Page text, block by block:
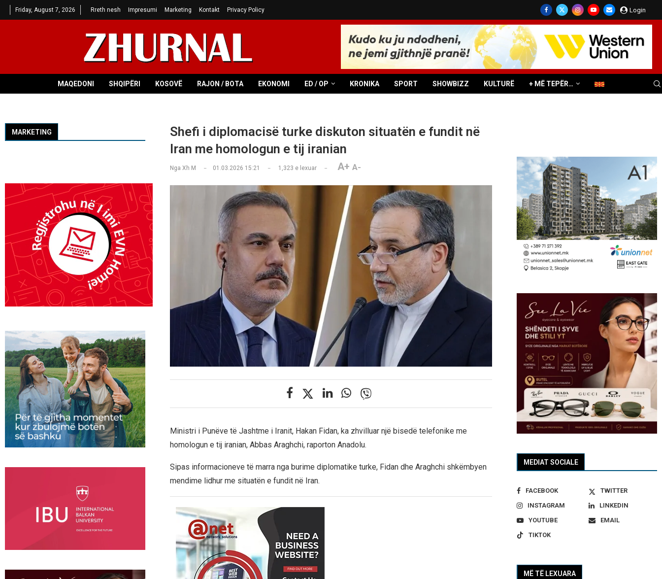
Friday, August 7, 2026 Rreth nesh Impresumi Marketing Kontakt Privacy Policy Login
MAQEDONI SHQIPËRI KOSOVË RAJON / BOTA EKONOMI ED / OP KRONIKA SPORT SHOWBIZZ KULTURË + MË TEPËR…
Shefi i diplomacisë turke diskuton situatën e fundit në
Iran me homologun e tij iranian
Nga Xh M 01.03.2026 15:21 1,323 e lexuar A+ A-
Ministri i Punëve të Jashtme i Iranit, Hakan Fidan, ka zhvilluar një bisedë telefonike me
homologun e tij iranian, Abbas Araghchi, raporton Anadolu.
Sipas informacioneve të marra nga burime diplomatike turke, Fidan dhe Araghchi shkëmbyen
mendime lidhur me situatën e fundit në Iran.
MEDIAT SOCIALE
FACEBOOK
TWITTER
INSTAGRAM
LINKEDIN
YOUTUBE
EMAIL
TIKTOK
MË TË LEXUARA
MARKETING